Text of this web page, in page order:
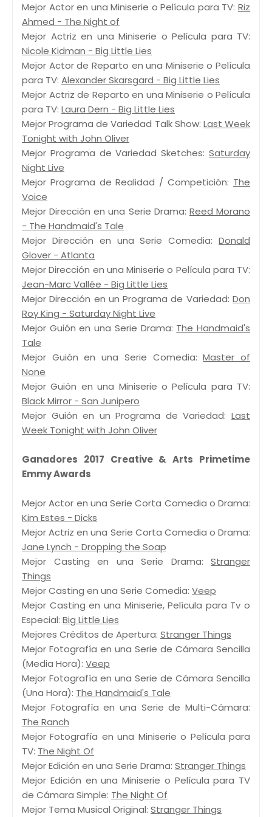
Mejor Actor en una Miniserie o Película para TV: Riz
Ahmed - The Night of
Mejor Actriz en una Miniserie o Película para TV:
Nicole Kidman - Big Little Lies
Mejor Actor de Reparto en una Miniserie o Película
para TV: Alexander Skarsgard - Big Little Lies
Mejor Actriz de Reparto en una Miniserie o Película
para TV: Laura Dern - Big Little Lies
Mejor Programa de Variedad Talk Show: Last Week
Tonight with John Oliver
Mejor Programa de Variedad Sketches: Saturday
Night Live
Mejor Programa de Realidad / Competición: The
Voice
Mejor Dirección en una Serie Drama: Reed Morano
- The Handmaid's Tale
Mejor Dirección en una Serie Comedia: Donald
Glover - Atlanta
Mejor Dirección en una Miniserie o Película para TV:
Jean-Marc Vallée - Big Little Lies
Mejor Dirección en un Programa de Variedad: Don
Roy King - Saturday Night Live
Mejor Guión en una Serie Drama: The Handmaid's
Tale
Mejor Guión en una Serie Comedia:Master of
None
Mejor Guión en una Miniserie o Película para TV:
Black Mirror - San Junipero
Mejor Guión en un Programa de Variedad: Last
Week Tonight with John Oliver
Ganadores 2017 Creative & Arts Primetime
Emmy Awards
Mejor Actor en una Serie Corta Comedia o Drama:
Kim Estes - Dicks
Mejor Actriz en una Serie Corta Comedia o Drama:
Jane Lynch - Dropping the Soap
Mejor Casting en una Serie Drama: Stranger
Things
Mejor Casting en una Serie Comedia: Veep
Mejor Casting en una Miniserie, Película para Tv o
Especial: Big Little Lies
Mejores Créditos de Apertura: Stranger Things
Mejor Fotografía en una Serie de Cámara Sencilla
(Media Hora): Veep
Mejor Fotografía en una Serie de Cámara Sencilla
(Una Hora): The Handmaid's Tale
Mejor Fotografía en una Serie de Multi-Cámara:
The Ranch
Mejor Fotografía en una Miniserie o Película para
TV: The Night Of
Mejor Edición en una Serie Drama: Stranger Things
Mejor Edición en una Miniserie o Película para TV
de Cámara Simple: The Night Of
Mejor Tema Musical Original: Stranger Things